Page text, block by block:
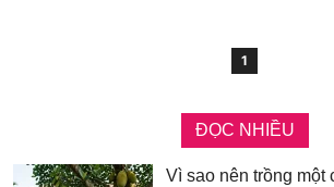
1
ĐỌC NHIỀU
Vì sao nên trồng một